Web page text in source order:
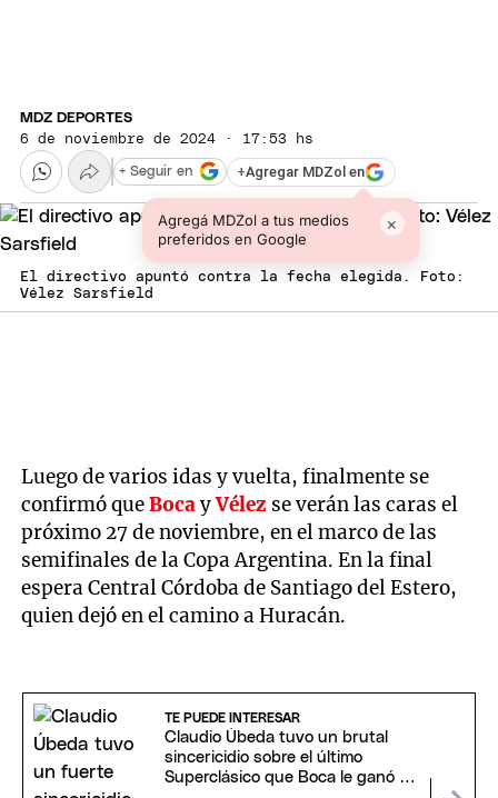
MDZ DEPORTES
6 de noviembre de 2024 · 17:53 hs
+Agregar MDZol en
Agregá MDZol a tus medios
preferidos en Google
×
+ Seguir en
El directivo apuntó contra la fecha elegida. Foto:
Vélez Sarsfield
Luego de varios idas y vuelta, finalmente se
confirmó queBocayVélez se verán las caras el
próximo 27 de noviembre, en el marco de las
semifinales de la Copa Argentina. En la final
espera Central Córdoba de Santiago del Estero,
quien dejó en el camino a Huracán.
TE PUEDE INTERESAR
Claudio Úbeda tuvo un brutal
sincericidio sobre el último
Superclásico que Boca le ganó a